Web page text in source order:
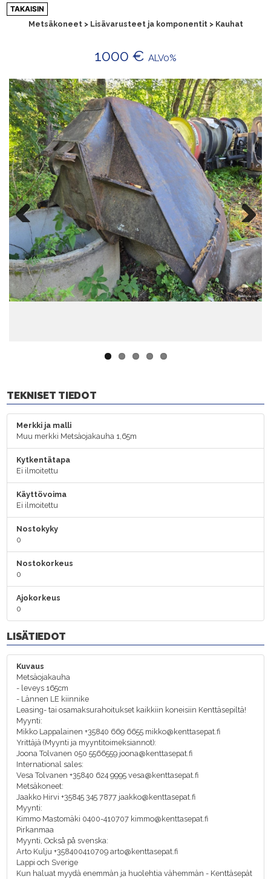
Siirry
sisältöön
TAKAISIN
Metsäkoneet > Lisävarusteet ja komponentit > Kauhat
1000 € ALV0%
Previ
ous
Next
TEKNISET TIEDOT
Merkki ja malli
Muu merkki Metsäojakauha 1,65m
Kytkentätapa
Ei ilmoitettu
Käyttövoima
Ei ilmoitettu
Nostokyky
0
Nostokorkeus
0
Ajokorkeus
0
LISÄTIEDOT
Kuvaus
Metsäojakauha
- leveys 165cm
- Lännen LE kiinnike
Leasing- tai osamaksurahoitukset kaikkiin koneisiin Kenttäsepiltä!
Myynti:
Mikko Lappalainen +35840 669 6655 mikko@kenttasepat.fi
Yrittäjä (Myynti ja myyntitoimeksiannot):
Joona Tolvanen 050 5566559 joona@kenttasepat.fi
International sales:
Vesa Tolvanen +35840 624 9995 vesa@kenttasepat.fi
Metsäkoneet:
Jaakko Hirvi +35845 345 7877 jaakko@kenttasepat.fi
Myynti:
Kimmo Mastomäki 0400-410707 kimmo@kenttasepat.fi
Pirkanmaa
Myynti, Också på svenska:
Arto Kulju +358400410709 arto@kenttasepat.fi
Lappi och Sverige
Kun haluat myydä enemmän ja huolehtia vähemmän - Kenttäsepät